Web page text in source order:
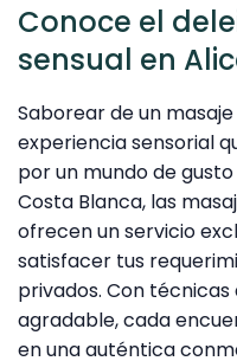
Conoce el
sensual en
Saborear de un
experiencia sensorial
por un mundo de
Costa Blanca, las
ofrecen un servicio
satisfacer tus
privados. Con
agradable, cada
en una auténtica